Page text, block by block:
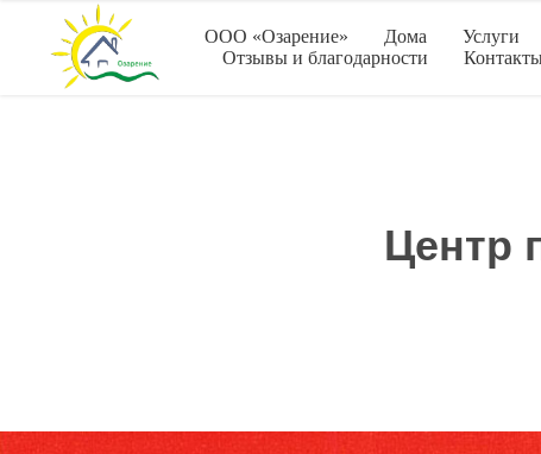
ООО «Озарение» Дома Услуги
Отзывы и благодарности
Центр